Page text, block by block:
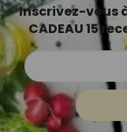
Inscrivez-vous
CADEAU 15